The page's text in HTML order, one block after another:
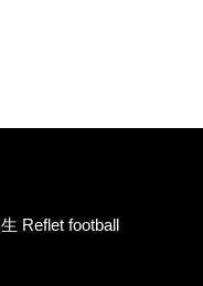
Reflet football